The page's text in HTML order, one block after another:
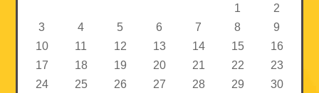
1
2
3
4 5 6 7 8
9
10
11 12 13 14 15
16
17
18 19 20 21 22
23
24
25 26 27 28 29
30